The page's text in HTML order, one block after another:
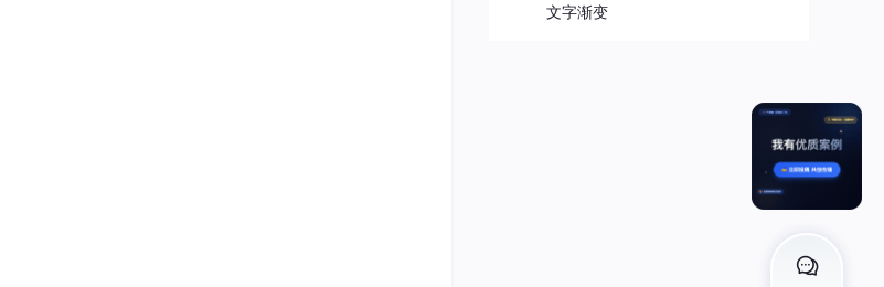
文字渐变